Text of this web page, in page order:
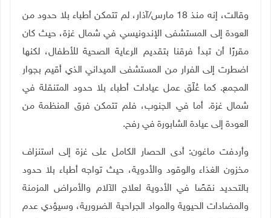
وقالت، إنه منذ 18 مارس/آذار، لم تتمكن أطباء بلا حدود من
العودة إلى المستشفى الإندونيسي في شمال غزة، حيث كان
مقررًا أن تبدأ فرقنا بتقديم الرعاية الصحية للأطفال، لكنها
اضطرت إلى الفرار من المستشفى الميداني الذي أقيم بجوار
المجمع. كما عُلّق عمل عيادات أطباء بلا حدود المتنقلة في
شمال غزة. أما في الجنوب، فلم تتمكن فرق المنظمة من
العودة إلى عيادة الشابورة في رفح.
وأردفت ماغون: أدى الحصار الكامل على غزة إلى استنزاف
مخزون الغذاء والوقود والأدوية، حيث تواجه أطباء بلا حدود
بالتحديد نقصًا في الأدوية لعلاج الآلام والأمراض المزمنة
والمضادات الحيوية والمواد الجراحية الضرورية، وسيؤدي عدم